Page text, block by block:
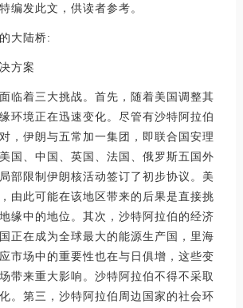
编发此文，供读者参考。
大陆桥:
方案
临着三大挑战。首先，随着美国调整其
环境正在迅速变化。尽管有沙特阿拉伯
，伊朗与五常加一集团，即联合国安理
国、中国、英国、法国、俄罗斯五国外
部限制伊朗核活动签订了初步协议。美
由此可能在该地区带来的后果是直接挑
缘中的地位。其次，沙特阿拉伯的经济
正在成为全球最大的能源生产国，里海
市场中的重要性也在与日俱增，这些变
带来重大影响。沙特阿拉伯不得不采取
。第三，沙特阿拉伯周边国家的社会环